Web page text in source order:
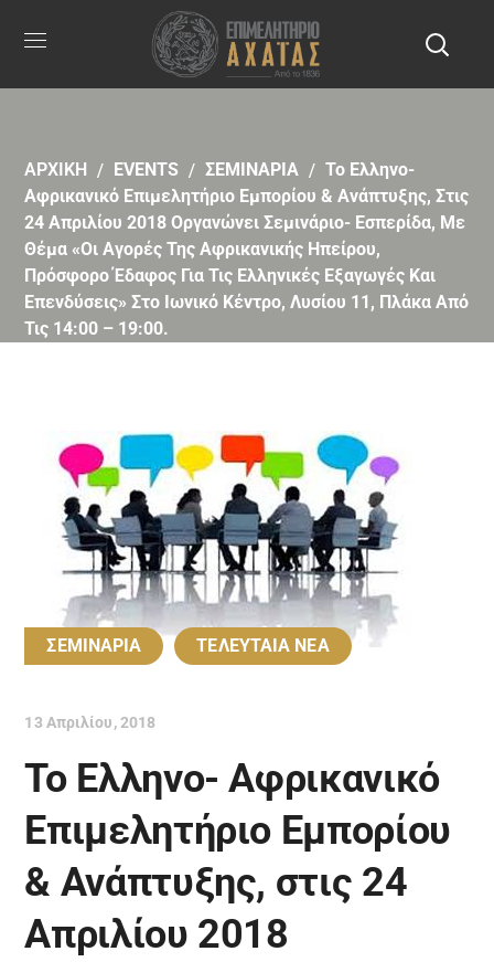
ΑΡΧΙΚΗ EVENTS ΣΕΜΙΝΑΡΙΑ
Το Ελληνο-
Αφρικανικό Επιμελητήριο Εμπορίου & Ανάπτυξης, Στις
24 Απριλίου 2018 Οργανώνει Σεμινάριο- Εσπερίδα, Με
Θέμα «Οι Αγορές Της Αφρικανικής Ηπείρου,
Πρόσφορο Έδαφος Για Τις Ελληνικές Εξαγωγές Και
Επενδύσεις» Στο Ιωνικό Κέντρο, Λυσίου 11, Πλάκα Από
Τις 14:00 – 19:00.
ΣΕΜΙΝΑΡΙΑ ΤΕΛΕΥΤΑΙΑ ΝΕΑ
13 Απριλίου, 2018
Το Ελληνο- Αφρικανικό
Επιμελητήριο Εμπορίου
& Ανάπτυξης, στις 24
Απριλίου 2018